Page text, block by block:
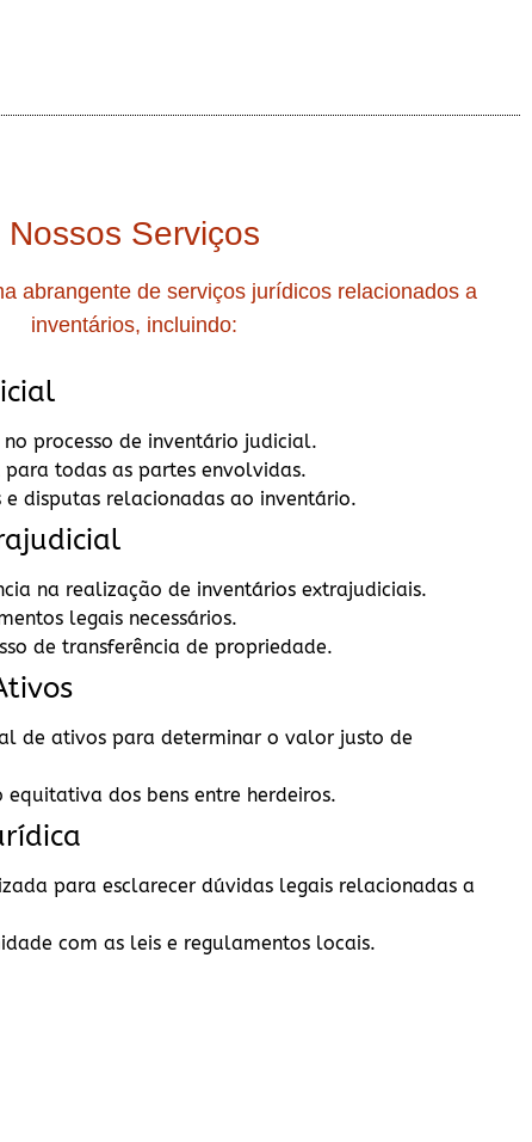
Nossos Serviços
abrangente de serviços jurídicos relacionados a
inventários, incluindo:
processo de inventário judicial.
todas as partes envolvidas.
disputas relacionadas ao inventário.
na realização de inventários extrajudiciais.
legais necessários.
de transferência de propriedade.
de ativos para determinar o valor justo de
equitativa dos bens entre herdeiros.
para esclarecer dúvidas legais relacionadas a
com as leis e regulamentos locais.